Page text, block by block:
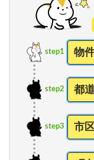
step1
step2
step3